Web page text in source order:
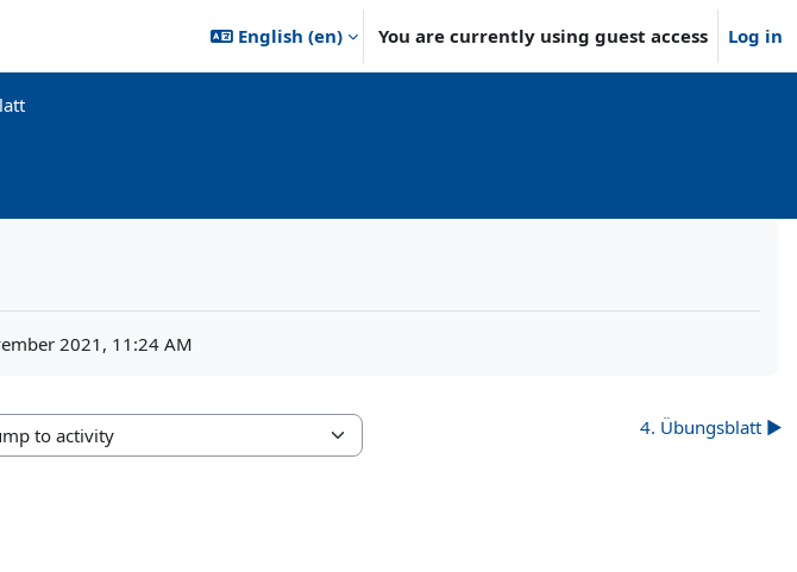
English ‎(en)‎ You are currently using guest access Log in
2021, 11:24 AM
to activity
4. Übungsblatt ▶︎